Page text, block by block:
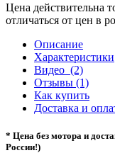
Цена действительна
отличаться от цен в
Описание
Характеристики
Видео (2)
Отзывы (1)
Как купить
Доставка и
* Цена без мотора и
России!)